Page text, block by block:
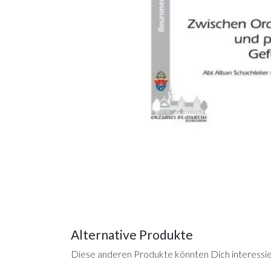
Alternative Produkte
Diese anderen Produkte könnten Dich